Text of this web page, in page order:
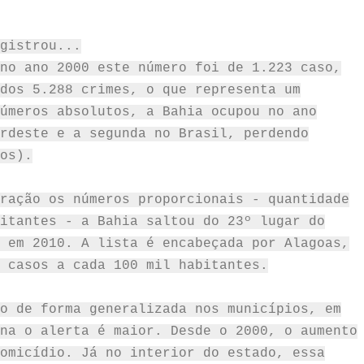
ano 2000 este número foi de 1.223 caso,
5.288 crimes, o que representa um
absolutos, a Bahia ocupou no ano
e a segunda no Brasil, perdendo
os números proporcionais - quantidade
- a Bahia saltou do 23º lugar do
2010. A lista é encabeçada por Alagoas,
a cada 100 mil habitantes.
de forma generalizada nos municípios, em
o alerta é maior. Desde o 2000, o aumento
Já no interior do estado, essa